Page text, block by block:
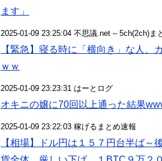
ます」
2025-01-09 23:25:04 不思議.net – 5ch(2ch)ま
【緊急】寝る時に「横向き」な人、
ｗｗ
2025-01-09 23:23:31 はーとログ
オキニの嬢に70回以上通った結果
2025-01-09 23:22:03 稼げるまとめ速報
【相場】ドル円は１５７円台半ば